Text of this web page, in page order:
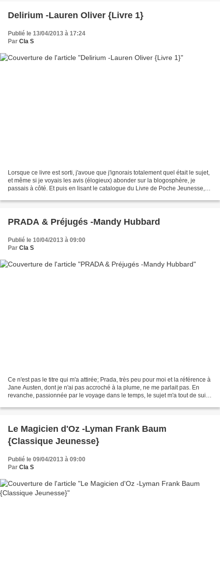
Delirium -Lauren Oliver {Livre 1}
Publié le 13/04/2013 à 17:24
Par Cla S
Lorsque ce livre est sorti, j'avoue que j'ignorais totalement quel était le sujet,
et même si je voyais les avis (élogieux) abonder sur la blogosphère, je
passais à côté. Et puis en lisant le catalogue du Livre de Poche Jeunesse,
PRADA & Préjugés -Mandy Hubbard
Publié le 10/04/2013 à 09:00
Par Cla S
Ce n'est pas le titre qui m'a attirée; Prada, très peu pour moi et la référence à
Jane Austen, dont je n'ai pas accroché à la plume, ne me parlait pas. En
revanche, passionnée par le voyage dans le temps, le sujet m'a tout de suite
Le Magicien d'Oz -Lyman Frank Baum
{Classique Jeunesse}
Publié le 09/04/2013 à 09:00
Par Cla S